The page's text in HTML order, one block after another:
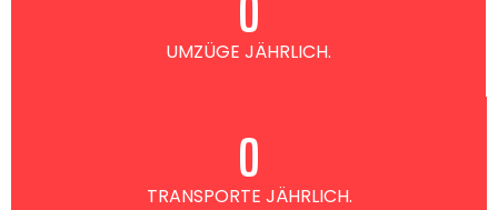
UMZÜGE JÄHRLICH.
TRANSPORTE JÄHRLICH.
0